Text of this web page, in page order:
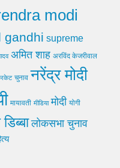
modi
gandhi supreme
अमित शाह अरविंद केजरीवाल
चुनाव नरेंद्र मोदी
मायावती मीडिया मोदी योगी
लोकसभा चुनाव